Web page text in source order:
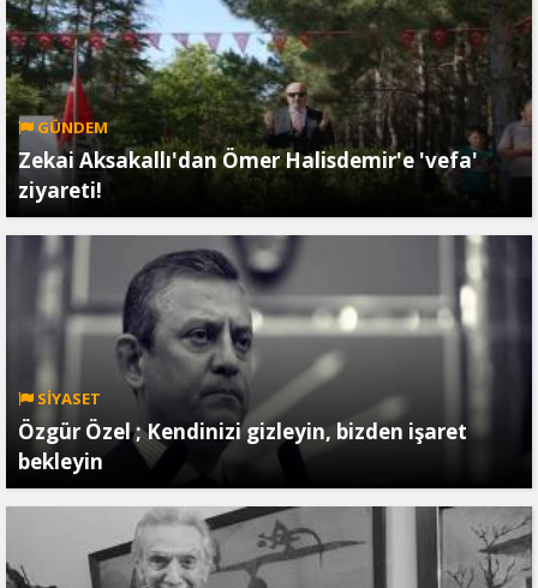
GÜNDEM
Zekai Aksakallı'dan Ömer Halisdemir'e 'vefa'
ziyareti!
SİYASET
Özgür Özel ; Kendinizi gizleyin, bizden işaret
bekleyin